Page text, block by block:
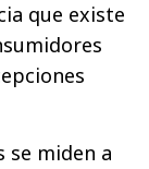
que existe
se miden a